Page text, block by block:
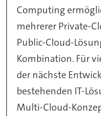
Computing
mehrerer Private-
Public-Cloud-
Kombination. Für
der nächste
bestehenden IT-
Multi-Cloud-